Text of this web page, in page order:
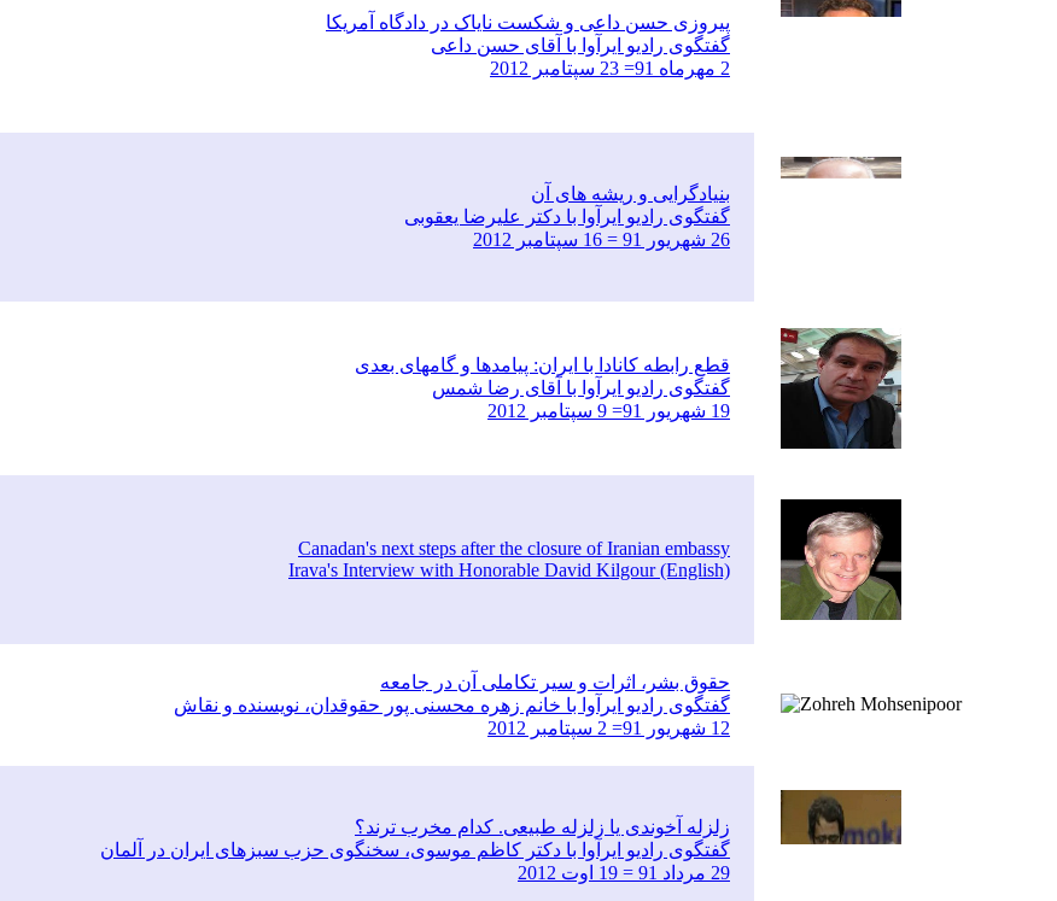
پیروزی حسن داعی و شکست نایاک در دادگاه آمریکا
گفتگوی رادیو ایرآوا با آقای حسن داعی
2 مهرماه 91= 23 سپتامبر 2012
بنیادگرایی و ریشه های آن
گفتگوی رادیو ایرآوا با دکتر علیرضا یعقوبی
26 شهریور 91 = 16 سپتامبر 2012
قطع رابطه کانادا با ایران: پیامدها و گامهای بعدی
گفتگوی رادیو ایرآوا با آقای رضا شمس
19 شهریور 91= 9 سپتامبر 2012
Canadan's next steps after the closure of Iranian embassy
Irava's Interview with Honorable David Kilgour (English)
حقوق بشر، اثرات و سیر تکاملی آن در جامعه
گفتگوی رادیو ایرآوا با خانم زهره محسنی پور حقوقدان، نویسنده و نقاش
12 شهریور 91= 2 سپتامبر 2012
زلزله آخوندی یا زلزله طبیعی. کدام مخرب ترند؟
گفتگوی رادیو ایرآوا با دکتر کاظم موسوی، سخنگوی حزب سبزهای ایران در آلمان
29 مرداد 91 = 19 اوت 2012